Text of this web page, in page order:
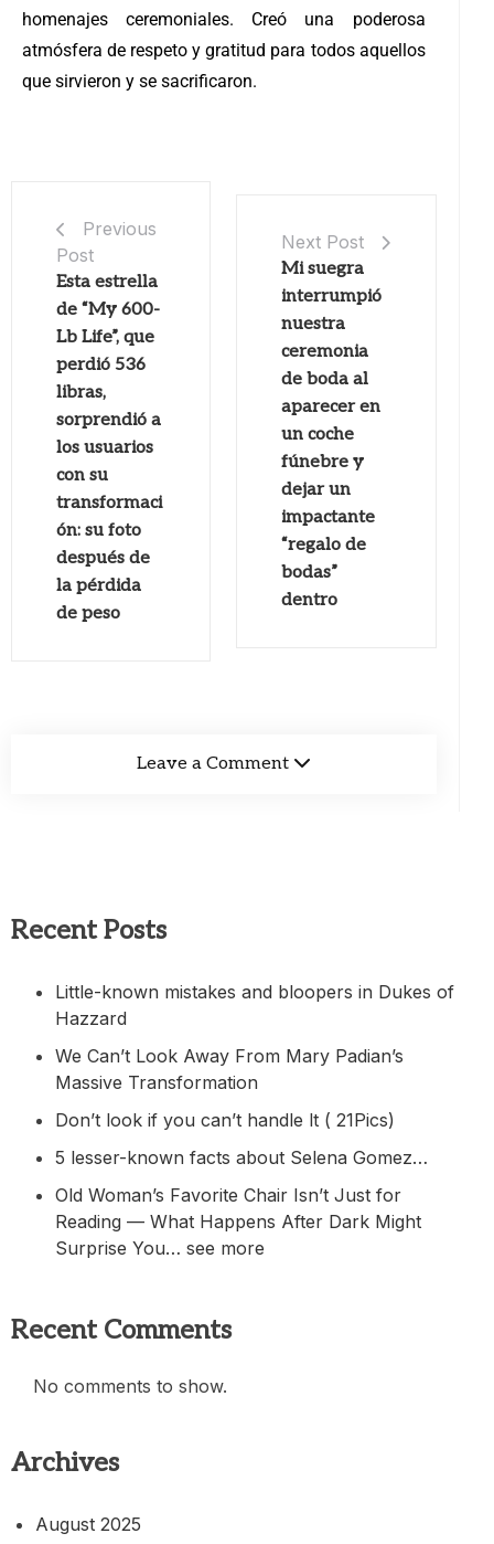
homenajes ceremoniales. Creó una poderosa
atmósfera de respeto y gratitud para todos aquellos
que sirvieron y se sacrificaron.
Previous
Post
Esta estrella
de “My 600-
Lb Life”, que
perdió 536
libras,
sorprendió a
los usuarios
con su
transformaci
ón: su foto
después de
la pérdida
de peso
Next Post
Mi suegra
interrumpió
nuestra
ceremonia
de boda al
aparecer en
un coche
fúnebre y
dejar un
impactante
“regalo de
bodas”
dentro
Leave a Comment
Recent Posts
Little-known mistakes and bloopers in Dukes of
Hazzard
We Can’t Look Away From Mary Padian’s
Massive Transformation
Don’t look if you can’t handle lt ( 21Pics)
5 lesser-known facts about Selena Gomez…
Old Woman’s Favorite Chair Isn’t Just for
Reading — What Happens After Dark Might
Surprise You… see more
Recent Comments
No comments to show.
Archives
August 2025